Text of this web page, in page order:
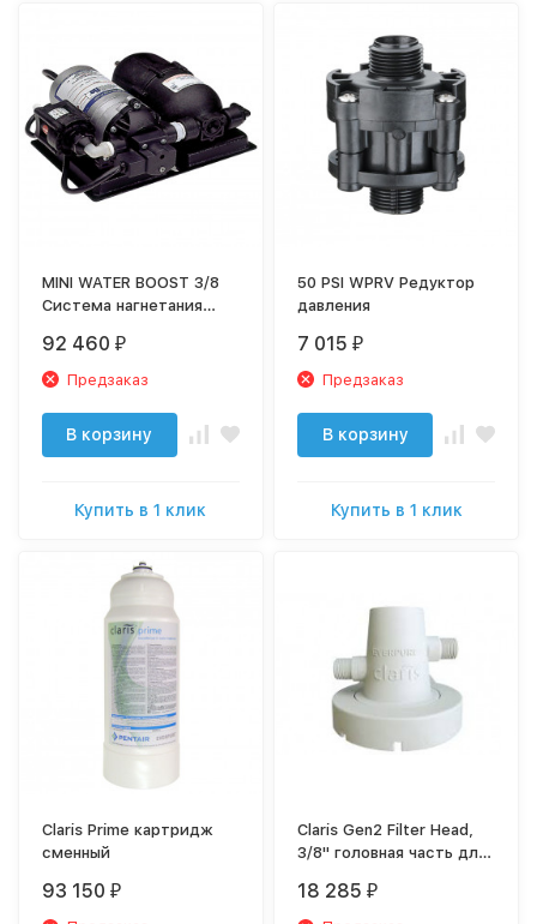
MINI WATER BOOST 3/8
Система нагнетания
машин,
льдогенераторов и
92 460 ₽
Предзаказ
В корзину
Купить в 1 клик
50 PSI WPRV Редуктор
давления
7 015 ₽
Предзаказ
В корзину
Купить в 1 клик
Claris Prime картридж
сменный
93 150 ₽
Claris Gen2 Filter Head,
3/8" головная часть для
18 285 ₽